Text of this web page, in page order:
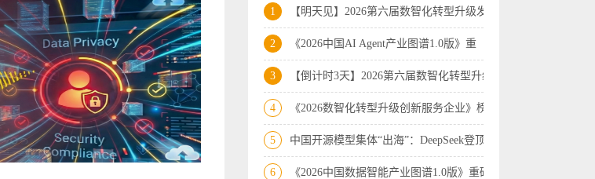
1 【明天见】2026第六届数智化转型升级发展
2 《2026中国AI Agent产业图谱1.0版》重
3 【倒计时3天】2026第六届数智化转型升级
4 《2026数智化转型升级创新服务企业》榜
5 中国开源模型集体“出海”：DeepSeek登顶
6 《2026中国数据智能产业图谱1.0版》重磅